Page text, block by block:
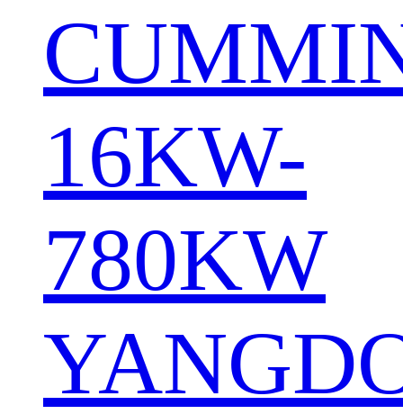
16KW-
780KW